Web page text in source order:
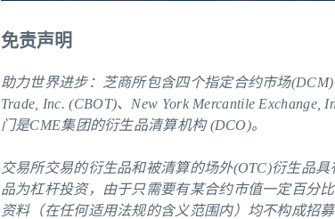
免责声明
助力世界进步：芝商所包含四个指定合约市场(DCM)
Trade, Inc. (CBOT)、New York Mercantile Exchange,
门是CME集团的衍生品清算机构 (DCO)。
交易所交易的衍生品和被清算的场外(OTC)衍生品
品为杠杆投资，由于只需要有某合约市值一定百分
资料（在任何适用法规的含义范围内）均不构成招